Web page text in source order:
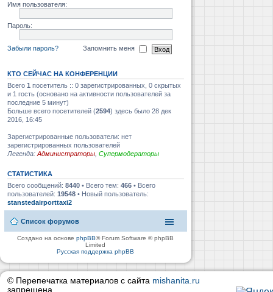
Имя пользователя:
Пароль:
Забыли пароль? Запомнить меня
КТО СЕЙЧАС НА КОНФЕРЕНЦИИ
Всего 1 посетитель :: 0 зарегистрированных, 0 скрытых
и 1 гость (основано на активности пользователей за
последние 5 минут)
Больше всего посетителей (2594) здесь было 28 дек
2016, 16:45
Зарегистрированные пользователи: нет
зарегистрированных пользователей
Легенда: Администраторы Супермодераторы
СТАТИСТИКА
Всего сообщений: 8440 • Всего тем: 466 • Всего
пользователей: 19548 • Новый пользователь:
stanstedairporttaxi2
Список форумов
Создано на основеphpBB® Forum Software © phpBB
Limited
Русская поддержка phpBB
© Перепечатка материалов с сайта mishanita.ru
запрещена